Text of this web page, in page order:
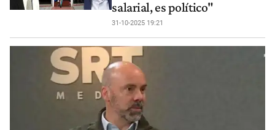
salarial, es político"
31-10-2025 19:21